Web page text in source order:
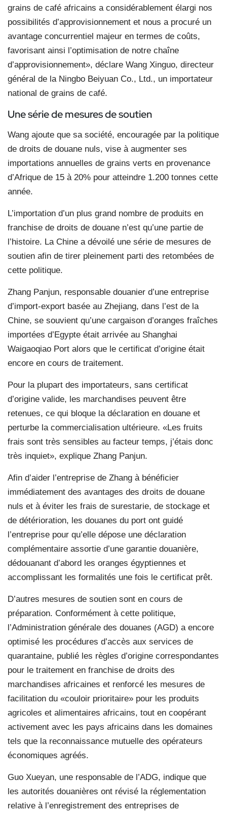
grains de café africains a considérablement élargi nos
possibilités d’approvisionnement et nous a procuré un
avantage concurrentiel majeur en termes de coûts,
favorisant ainsi l’optimisation de notre chaîne
d’approvisionnement», déclare Wang Xinguo, directeur
général de la Ningbo Beiyuan Co., Ltd., un importateur
national de grains de café.
Une série de mesures de soutien
Wang ajoute que sa société, encouragée par la politique
de droits de douane nuls, vise à augmenter ses
importations annuelles de grains verts en provenance
d’Afrique de 15 à 20% pour atteindre 1.200 tonnes cette
année.
L’importation d’un plus grand nombre de produits en
franchise de droits de douane n’est qu’une partie de
l’histoire. La Chine a dévoilé une série de mesures de
soutien afin de tirer pleinement parti des retombées de
cette politique.
Zhang Panjun, responsable douanier d’une entreprise
d’import-export basée au Zhejiang, dans l’est de la
Chine, se souvient qu’une cargaison d’oranges fraîches
importées d’Egypte était arrivée au Shanghai
Waigaoqiao Port alors que le certificat d’origine était
encore en cours de traitement.
Pour la plupart des importateurs, sans certificat
d’origine valide, les marchandises peuvent être
retenues, ce qui bloque la déclaration en douane et
perturbe la commercialisation ultérieure. «Les fruits
frais sont très sensibles au facteur temps, j’étais donc
très inquiet», explique Zhang Panjun.
Afin d’aider l’entreprise de Zhang à bénéficier
immédiatement des avantages des droits de douane
nuls et à éviter les frais de surestarie, de stockage et
de détérioration, les douanes du port ont guidé
l’entreprise pour qu’elle dépose une déclaration
complémentaire assortie d’une garantie douanière,
dédouanant d’abord les oranges égyptiennes et
accomplissant les formalités une fois le certificat prêt.
D’autres mesures de soutien sont en cours de
préparation. Conformément à cette politique,
l’Administration générale des douanes (AGD) a encore
optimisé les procédures d’accès aux services de
quarantaine, publié les règles d’origine correspondantes
pour le traitement en franchise de droits des
marchandises africaines et renforcé les mesures de
facilitation du «couloir prioritaire» pour les produits
agricoles et alimentaires africains, tout en coopérant
activement avec les pays africains dans les domaines
tels que la reconnaissance mutuelle des opérateurs
économiques agréés.
Guo Xueyan, une responsable de l’ADG, indique que
les autorités douanières ont révisé la réglementation
relative à l’enregistrement des entreprises de